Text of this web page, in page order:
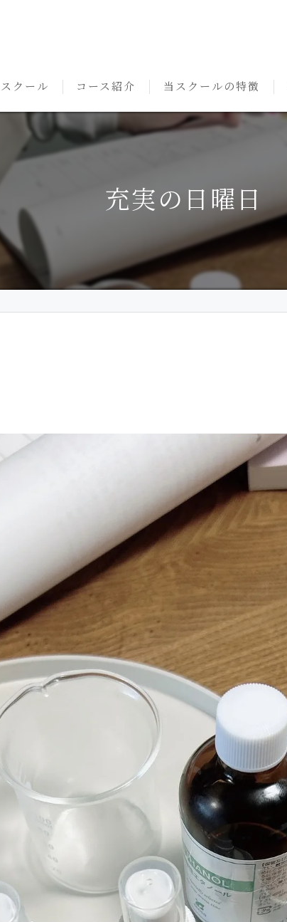
スクール
熊本本校の特徴
熊本みゆき校の特徴
代表挨拶
講師紹介
卒講生の声
コース紹介
NARD JAPAN
アロマ・インストラクターコース
アロマ・セラピストコース
KACセラピスト
当スクールの特徴
資格
セルフメディケーション
ハンドマッサージ
オイル
充実の日曜日